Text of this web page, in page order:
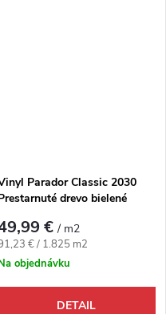
Parador Classic 2030
drevo bielené
€/ m2
cena:
€ / 1.825 m2
objednávku
DETAIL